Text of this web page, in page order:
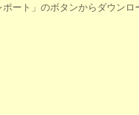
ート」のボタンからダウンロ